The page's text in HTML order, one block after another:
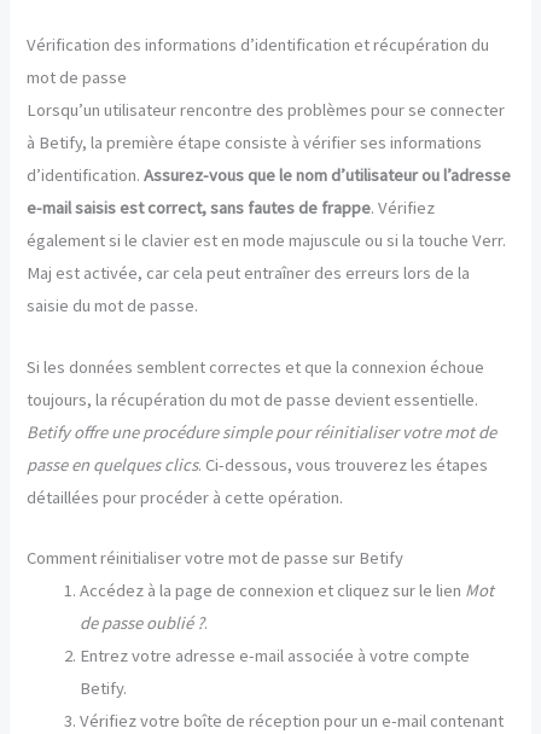
Vérification des informations d’identification et récupération du
mot de passe
Lorsqu’un utilisateur rencontre des problèmes pour se connecter
à Betify, la première étape consiste à vérifier ses informations
d’identification.Assurez-vous que le nom d’utilisateur ou l’adresse
e-mail saisis est correct, sans fautes de frappe. Vérifiez
également si le clavier est en mode majuscule ou si la touche Verr.
Maj est activée, car cela peut entraîner des erreurs lors de la
saisie du mot de passe.
Si les données semblent correctes et que la connexion échoue
toujours, la récupération du mot de passe devient essentielle.
Betify offre une procédure simple pour réinitialiser votre mot de
passe en quelques clics. Ci-dessous, vous trouverez les étapes
détaillées pour procéder à cette opération.
Comment réinitialiser votre mot de passe sur Betify
Accédez à la page de connexion et cliquez sur le lien Mot
de passe oublié ?.
Entrez votre adresse e-mail associée à votre compte
Betify.
Vérifiez votre boîte de réception pour un e-mail contenant